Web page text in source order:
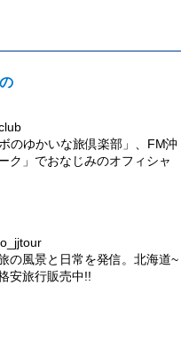
のゆかいな旅倶楽部」、FM沖
ク」でおなじみのオフィシャ
の風景と日常を発信。北海道~
安旅行販売中!!